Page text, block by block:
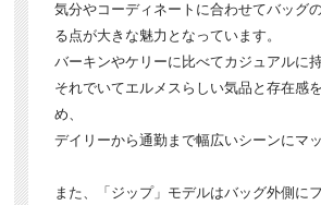
気分やコーディネートに合わせてバッグ
る点が大きな魅力となっています。
バーキンやケリーに比べてカジュアルに持
それでいてエルメスらしい気品と存在感
め、
デイリーから通勤まで幅広いシーンにマッ
また、「ジップ」モデルはバッグ外側に